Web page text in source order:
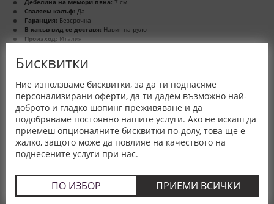
Бисквитки
Ние използваме бисквитки, за да ти поднасяме
персонализирани оферти, да ти дадем възможно най-
доброто и гладко шопинг преживяване и да
подобряваме постоянно нашите услуги. Ако не искаш да
приемеш опционалните бисквитки по-долу, това ще е
жалко, защото може да повлияе на качеството на
поднесените услуги при нас.
ПО ИЗБОР ПРИЕМИ ВСИЧКИ
Дебелина на мемори пяна: 7 см
Сваляем калъф: Да
Гаранция: Безсрочна
В какъв вид се доставя: Навит на руло
Произход: Италия